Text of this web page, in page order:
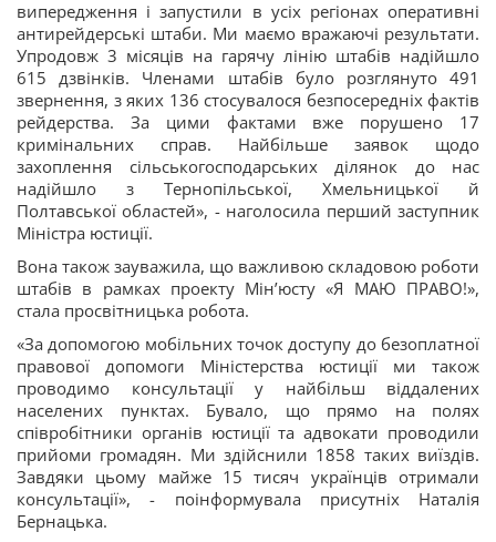
випередження і запустили в усіх регіонах оперативні
антирейдерські штаби. Ми маємо вражаючі результати.
Упродовж 3 місяців на гарячу лінію штабів надійшло
615 дзвінків. Членами штабів було розглянуто 491
звернення, з яких 136 стосувалося безпосередніх фактів
рейдерства. За цими фактами вже порушено 17
кримінальних справ. Найбільше заявок щодо
захоплення сільськогосподарських ділянок до нас
надійшло з Тернопільської, Хмельницької й
Полтавської областей», - наголосила перший заступник
Міністра юстиції.
Вона також зауважила, що важливою складовою роботи
штабів в рамках проекту Мін’юсту «Я МАЮ ПРАВО!»,
стала просвітницька робота.
«За допомогою мобільних точок доступу до безоплатної
правової допомоги Міністерства юстиції ми також
проводимо консультації у найбільш віддалених
населених пунктах. Бувало, що прямо на полях
співробітники органів юстиції та адвокати проводили
прийоми громадян. Ми здійснили 1858 таких виїздів.
Завдяки цьому майже 15 тисяч українців отримали
консультації», - поінформувала присутніх Наталія
Бернацька.